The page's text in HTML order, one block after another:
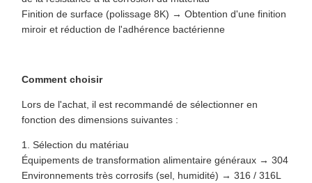
Finition de surface (polissage 8K) → Obtention d'une finition
miroir et réduction de l'adhérence bactérienne
Comment choisir
Lors de l'achat, il est recommandé de sélectionner en
fonction des dimensions suivantes :
1. Sélection du matériau
Équipements de transformation alimentaire généraux → 304
Environnements très corrosifs (sel, humidité) → 316 / 316L